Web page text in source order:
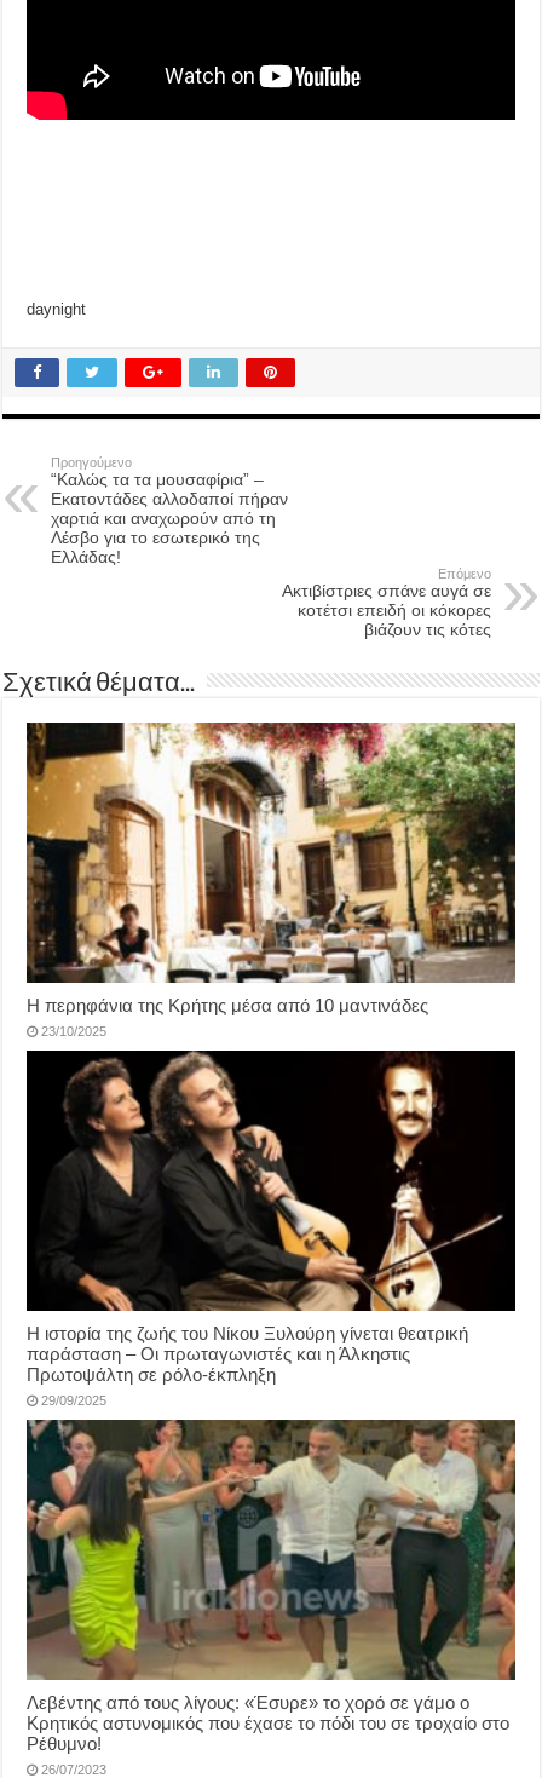
daynight
Προηγούμενο
“Καλώς τα τα μουσαφίρια” –
Εκατοντάδες αλλοδαποί πήραν
χαρτιά και αναχωρούν από τη
Λέσβο για το εσωτερικό της
Ελλάδας!
Επόμενο
Ακτιβίστριες σπάνε αυγά σε
κοτέτσι επειδή οι κόκορες
βιάζουν τις κότες
Σχετικά θέματα...
Η περηφάνια της Κρήτης μέσα από 10 μαντινάδες
23/10/2025
Η ιστορία της ζωής του Νίκου Ξυλούρη γίνεται θεατρική
παράσταση – Οι πρωταγωνιστές και η Άλκηστις
Πρωτοψάλτη σε ρόλο-έκπληξη
29/09/2025
Λεβέντης από τους λίγους: «Έσυρε» το χορό σε γάμο ο
Κρητικός αστυνομικός που έχασε το πόδι του σε τροχαίο στο
Ρέθυμνο!
26/07/2023